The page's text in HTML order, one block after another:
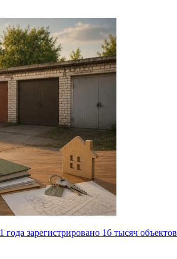
зарегистрировано 16 тысяч объектов